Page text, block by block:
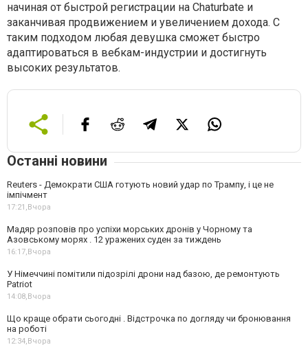
начиная от быстрой регистрации на Chaturbate и
заканчивая продвижением и увеличением дохода. С
таким подходом любая девушка сможет быстро
адаптироваться в вебкам-индустрии и достигнуть
высоких результатов.
Останні новини
Reuters - Демократи США готують новий удар по Трампу, і це не
імпічмент
17:21, Вчора
Мадяр розповів про успіхи морських дронів у Чорному та
Азовському морях . 12 уражених суден за тиждень
16:17, Вчора
У Німеччині помітили підозрілі дрони над базою, де ремонтують
Patriot
14:08, Вчора
Що краще обрати сьогодні . Відстрочка по догляду чи бронювання
на роботі
12:34, Вчора